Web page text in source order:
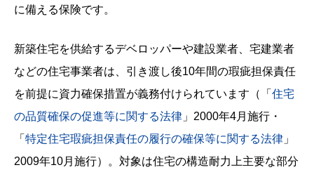
に備える保険です。
新築住宅を供給するデベロッパーや建設業者、宅建業者
などの住宅事業者は、引き渡し後10年間の瑕疵担保責任
を前提に資力確保措置が義務付けられています（「 住宅
の品質確保の促進等に関する法律 」2000年4月施行・
「 特定住宅瑕疵担保責任の履行の確保等に関する法律 」
2009年10月施行）。対象は住宅の構造耐力上主要な部分